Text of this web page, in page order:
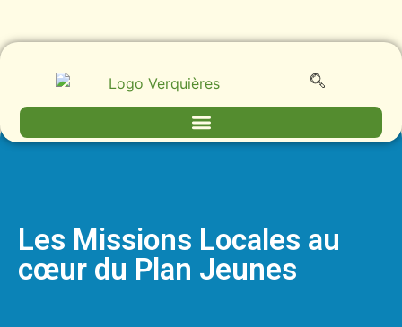
Les Missions Locales au
cœur du Plan Jeunes